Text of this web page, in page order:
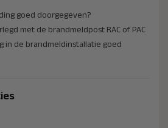
goed doorgegeven?
met de brandmeldpost RAC of PAC
in de brandmeldinsta­llatie goed